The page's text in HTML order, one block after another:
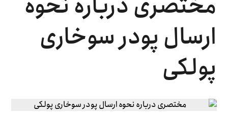
ارسال پودر سوخاری
پولکی